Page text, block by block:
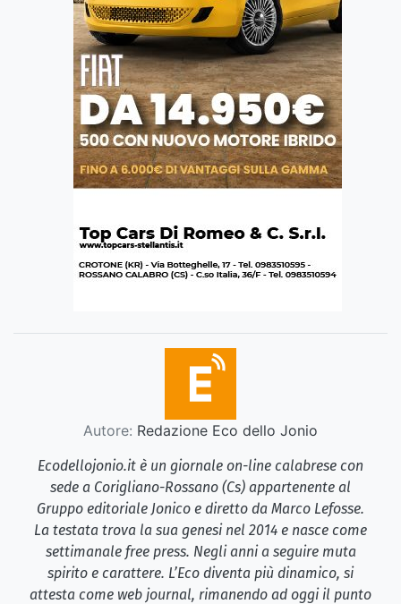
Autore: Redazione Eco dello Jonio
Ecodellojonio.it è un giornale on-line calabrese con
sede a Corigliano-Rossano (Cs) appartenente al
Gruppo editoriale Jonico e diretto da Marco Lefosse.
La testata trova la sua genesi nel 2014 e nasce come
settimanale free press. Negli anni a seguire muta
spirito e carattere. L’Eco diventa più dinamico, si
attesta come web journal, rimanendo ad oggi il punto